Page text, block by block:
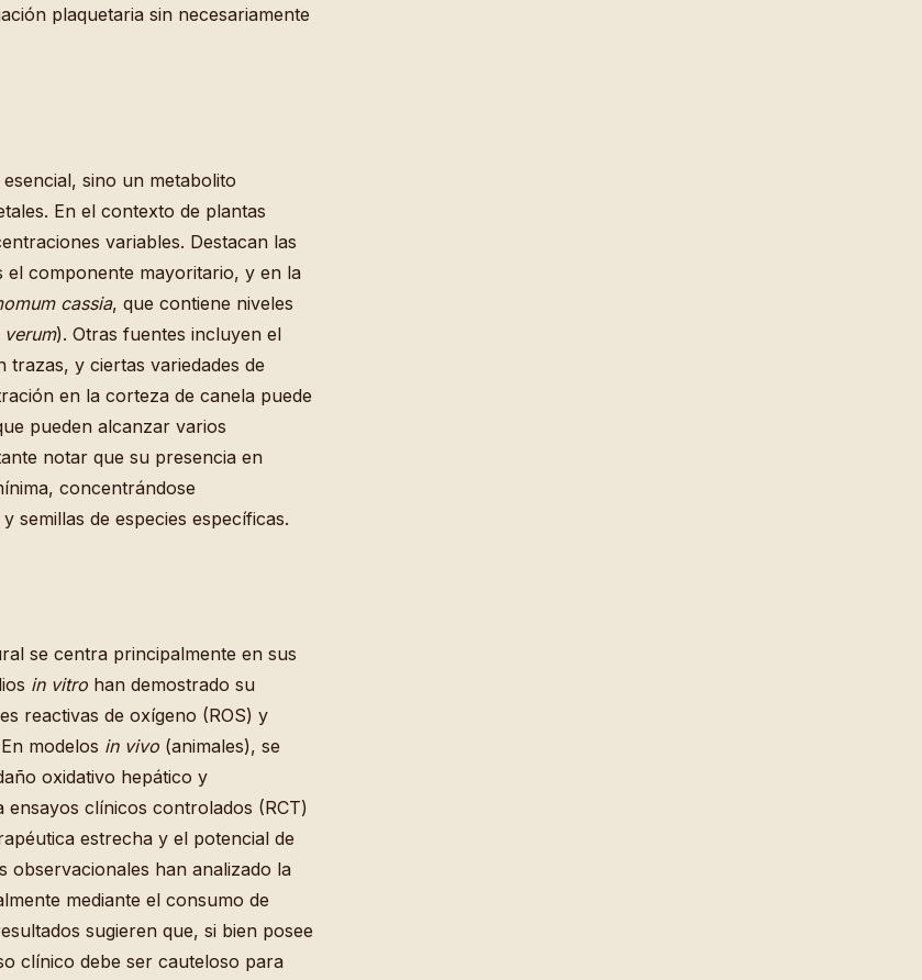
plaquetaria sin necesariamente
sino un metabolito
En el contexto de plantas
variables. Destacan las
el componente mayoritario, y en la
cassia, que contiene niveles
verum). Otras fuentes incluyen el
trazas, y ciertas variedades de
en la corteza de canela puede
pueden alcanzar varios
notar que su presencia en
concentrándose
semillas de especies específicas.
se centra principalmente en sus
in vitro han demostrado su
reactivas de oxígeno (ROS) y
modelos in vivo (animales), se
oxidativo hepático y
clínicos controlados (RCT)
estrecha y el potencial de
observacionales han analizado la
mediante el consumo de
sugieren que, si bien posee
clínico debe ser cauteloso para